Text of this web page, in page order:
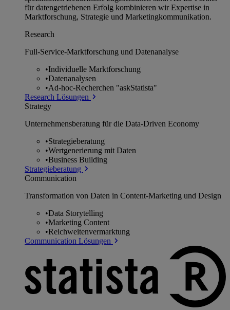
für datengetriebenen Erfolg kombinieren wir Expertise in
Marktforschung, Strategie und Marketingkommunikation.
Research
Full-Service-Marktforschung und Datenanalyse
•Individuelle Marktforschung
•Datenanalysen
•Ad-hoc-Recherchen "askStatista"
Research Lösungen
Strategy
Unternehmens­beratung für die Data-Driven Economy
•Strategieberatung
•Wertgenerierung mit Daten
•Business Building
Strategieberatung
Communication
Transformation von Daten in Content-Marketing und Design
•Data Storytelling
•Marketing Content
•Reichweitenvermarktung
Communication Lösungen